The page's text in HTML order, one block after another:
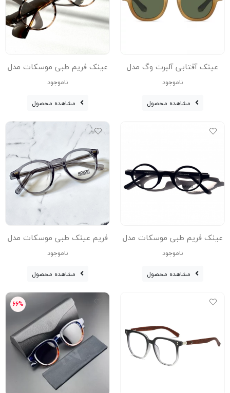
عینک آفتابی آلبرت وگ مدل
S31107C3 Acetate Avantgarde
ناموجود
مشاهده محصول
عینک فریم طبی موسکات مدل
A-1697-Leo
ناموجود
مشاهده محصول
عینک فریم طبی موسکات مدل
A-1973-Blc
ناموجود
مشاهده محصول
فریم عینک طبی موسکات مدل
Pz-W-0923-Gry
ناموجود
مشاهده محصول
66%